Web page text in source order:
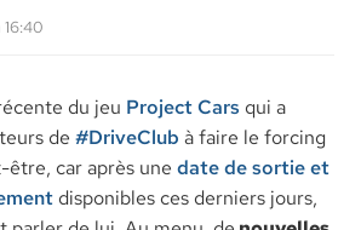
16:40
du jeu Project Cars qui a
de#DriveClub à faire le forcing
être, car après unedate de sortie et
disponibles ces derniers jours,